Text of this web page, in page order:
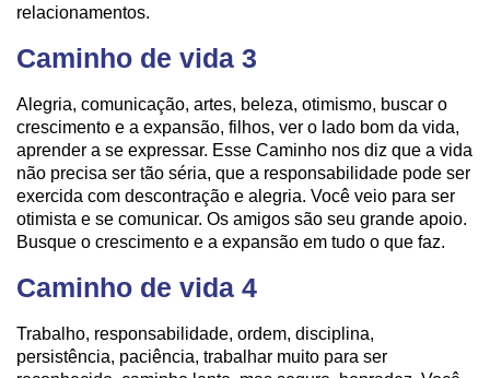
relacionamentos.
Caminho de vida 3
Alegria, comunicação, artes, beleza, otimismo, buscar o
crescimento e a expansão, filhos, ver o lado bom da vida,
aprender a se expressar. Esse Caminho nos diz que a vida
não precisa ser tão séria, que a responsabilidade pode ser
exercida com descontração e alegria. Você veio para ser
otimista e se comunicar. Os amigos são seu grande apoio.
Busque o crescimento e a expansão em tudo o que faz.
Caminho de vida 4
Trabalho, responsabilidade, ordem, disciplina,
persistência, paciência, trabalhar muito para ser